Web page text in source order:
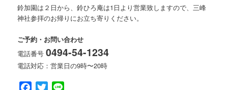
鈴加園は２日から、鈴ひろ庵は1日より営業致しますので、三峰
神社参拝のお帰りにお立ち寄りください。
ご予約・お問い合わせ
電話番号0494-54-1234
電話対応：営業日の9時〜20時
Facebook
Twitter